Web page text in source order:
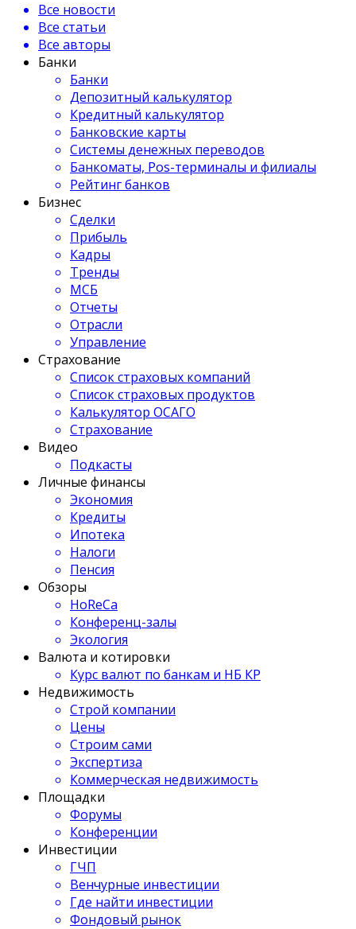
Все новости
Все статьи
Все авторы
Банки
Банки
Депозитный калькулятор
Кредитный калькулятор
Банковские карты
Системы денежных переводов
Банкоматы, Pos-терминалы и филиалы
Рейтинг банков
Бизнес
Сделки
Прибыль
Кадры
Тренды
МСБ
Отчеты
Отрасли
Управление
Страхование
Список страховых компаний
Список страховых продуктов
Калькулятор ОСАГО
Страхование
Видео
Подкасты
Личные финансы
Экономия
Кредиты
Ипотека
Налоги
Пенсия
Обзоры
HoReCa
Конференц-залы
Экология
Валюта и котировки
Курс валют по банкам и НБ КР
Недвижимость
Строй компании
Цены
Строим сами
Экспертиза
Коммерческая недвижимость
Площадки
Форумы
Конференции
Инвестиции
ГЧП
Венчурные инвестиции
Где найти инвестиции
Фондовый рынок